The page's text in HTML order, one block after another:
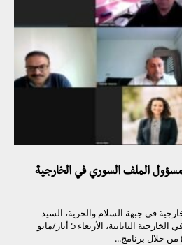
الملف السوري في الخارجية
في جبهة السلام والحرية، السيد
كوتارو، مسؤول الملف السوري في الخارجية اليابانية، الأربعاء 5 أيار/مايو